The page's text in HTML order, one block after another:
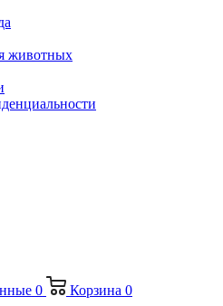
животных
0 Корзина 0